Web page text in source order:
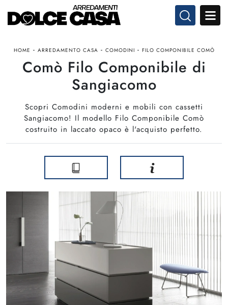
HOME - ARREDAMENTO CASA - COMODINI - FILO COMPONIBILE COMÒ
Comò Filo Componibile di
Sangiacomo
Scopri Comodini moderni e mobili con cassetti
Sangiacomo! Il modello Filo Componibile Comò
costruito in laccato opaco è l'acquisto perfetto.